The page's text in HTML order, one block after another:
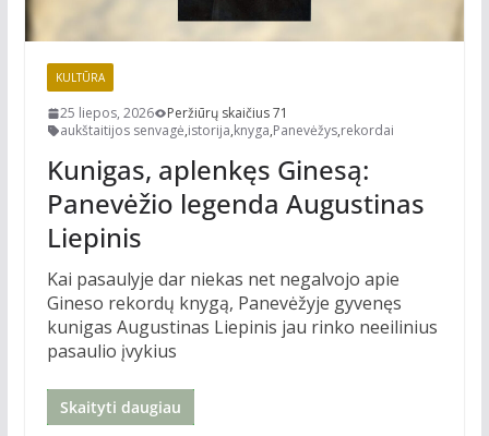
KULTŪRA
25 liepos, 2026
Peržiūrų skaičius 71
aukštaitijos senvagė,istorija,knyga,Panevėžys,rekordai
Kunigas, aplenkęs Ginesą:
Panevėžio legenda Augustinas
Liepinis
Kai pasaulyje dar niekas net negalvojo apie
Gineso rekordų knygą, Panevėžyje gyvenęs
kunigas Augustinas Liepinis jau rinko neeilinius
pasaulio įvykius
Skaityti daugiau